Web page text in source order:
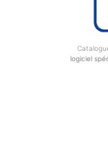
logiciel